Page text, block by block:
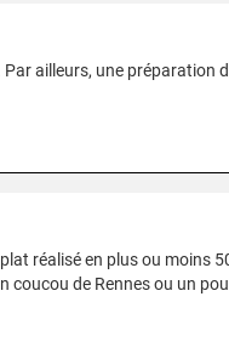
ailleurs, une préparation
réalisé en plus ou moins
de Rennes ou un